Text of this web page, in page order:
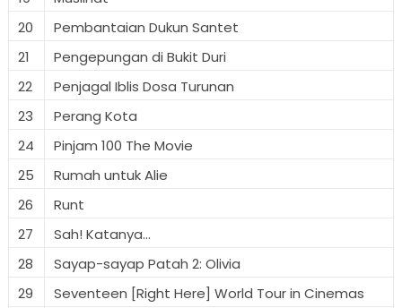
20
Pembantaian Dukun Santet
21
Pengepungan di Bukit Duri
22
Penjagal Iblis Dosa Turunan
23
Perang Kota
24
Pinjam 100 The Movie
25
Rumah untuk Alie
26
Runt
27
Sah! Katanya...
28
Sayap-sayap Patah 2: Olivia
29
Seventeen [Right Here] World Tour in Cinemas